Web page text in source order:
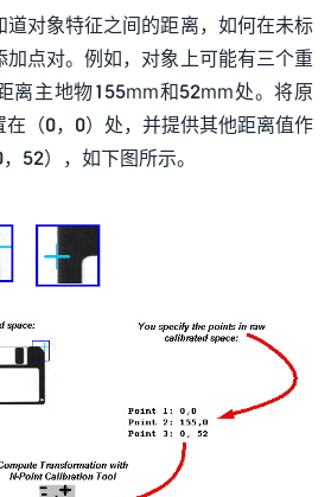
道对象特征之间的距离，如何在未标
加点对。例如，对象上可能有三个重
离主地物155mm和52mm处。将原
（0，0）处，并提供其他距离值作
52），如下图所示。